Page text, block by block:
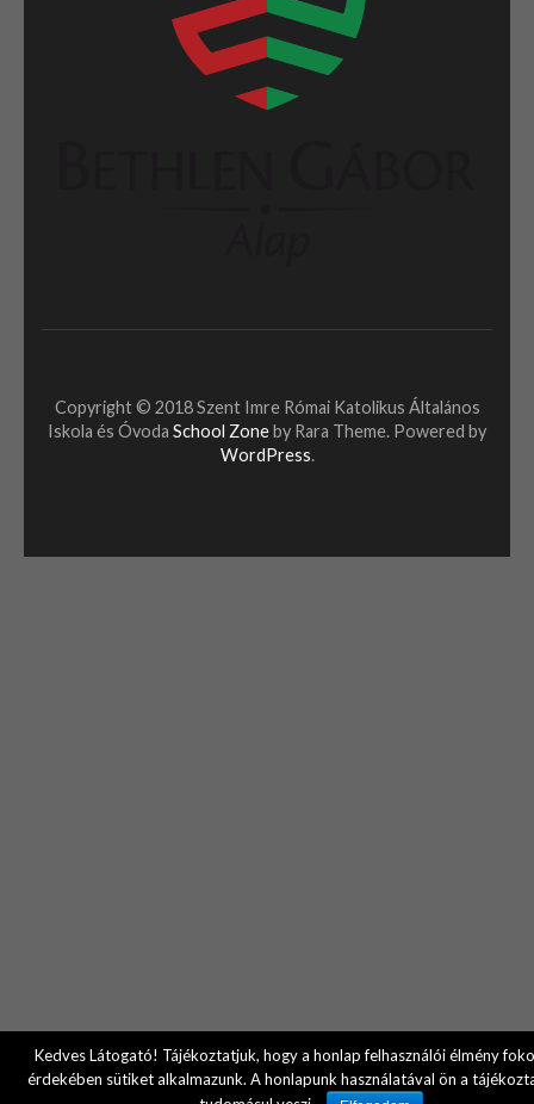
Copyright © 2018 Szent Imre Római Katolikus Általános
Iskola és Óvoda School Zoneby Rara Theme. Powered by
WordPress.
Kedves Látogató! Tájékoztatjuk, hogy a honlap felhasználói élmény
érdekében sütiket alkalmazunk. A honlapunk használatával ön a